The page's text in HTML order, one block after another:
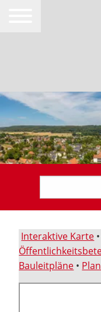
Interaktive Karte •
Bauleitpläne •